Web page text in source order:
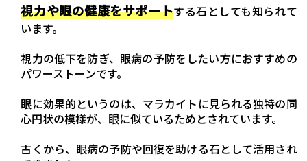
視力や眼の健康をサポートする石としても知られて
います。
視力の低下を防ぎ、眼病の予防をしたい方におすすめの
パワーストーンです。
眼に効果的というのは、マラカイトに見られる独特の同
心円状の模様が、眼に似ているためとされています。
古くから、眼病の予防や回復を助ける石として活用され